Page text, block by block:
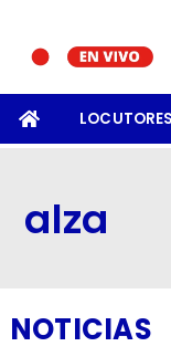
LOCUTORES
alza
NOTICIAS